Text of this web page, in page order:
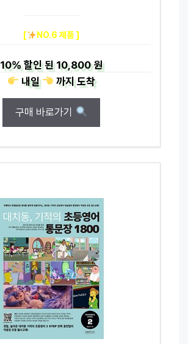
[ NO.6 제품 ]
10%할인 된10,800 원
내일
까지도착
구매 바로가기